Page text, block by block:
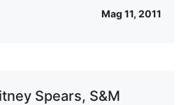
Mag 11, 2011
Spears, S&M